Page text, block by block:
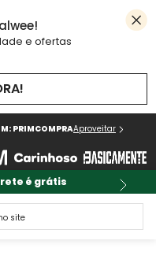
e ofertas
PRIMCOMPRAAproveitar
é grátis